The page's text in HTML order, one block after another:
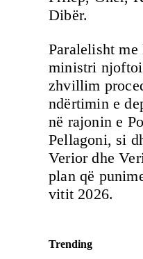
Dibër.
Paralelisht
ministri njoftoi
zhvillim
ndërtimin e
në rajonin e
Pellagoni, si
Verior dhe
plan që
vitit 2026.
Trending